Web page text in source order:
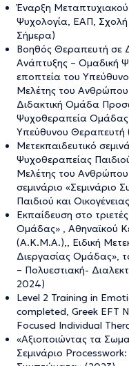
Έναρξη
Ψυχολογία, ΕΑΠ,
Σήμερα)
Βοηθός Θεραπευτή σε
Ανάπτυξης – Ομαδική
εποπτεία του
Μελέτης του
Διδακτική Ομάδα
Ψυχοθεραπεία Ομάδας
Υπεύθυνου Θεραπευτή
Μετεκπαιδευτικό
Ψυχοθεραπείας
Μελέτης του
σεμινάριο «Σεμινάριο
Παιδιού και
Εκπαίδευση στο
Ομάδας» , Αθηναϊκού
(Α.Κ.Μ.Α.),, Ειδική
Διεργασίας Ομάδας»,
– Πολυεστιακή-
2024)
Level 2 Training in
completed, Greek EFT
Focused Individual
«Αξιοποιώντας τα
Σεμινάριο